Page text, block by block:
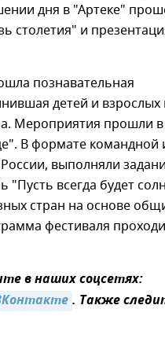
дня в "Артеке"
столетия" и
познавательная
детей и взрослых
Мероприятия прошли в
В формате командной
выполняли
"Пусть всегда будет
стран на основе
фестиваля
в наших соцсетях:
. Также